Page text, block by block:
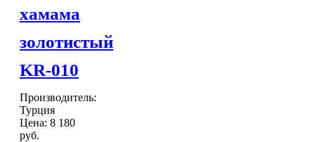
хамама
золотистый
KR-010
Производитель:
Турция
Цена: 8 180
руб.